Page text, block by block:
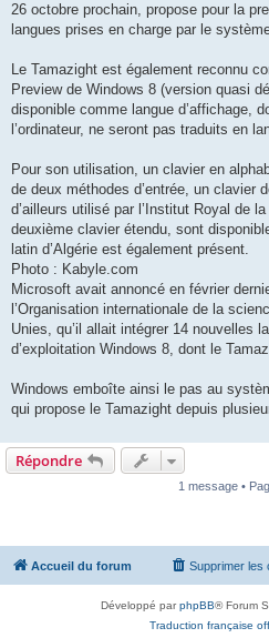
a
g
26 octobre prochain, propose pour la
langues prises en charge par le
Le Tamazight est également reconnu
Preview de Windows 8 (version quasi
disponible comme langue d’affichage,
l’ordinateur, ne seront pas traduits en
Pour son utilisation, un clavier en
de deux méthodes d’entrée, un clavier
d’ailleurs utilisé par l’Institut Royal de
deuxième clavier étendu, sont
latin d’Algérie est également présent.
Photo : Kabyle.com
Microsoft avait annoncé en février
l’Organisation internationale de la
Unies, qu’il allait intégrer 14 nouvelles
d’exploitation Windows 8, dont le
Windows emboîte ainsi le pas au
qui propose le Tamazight depuis
Répondre
1 message •
Accueil du forum Supprimer les
Développé parphpBB® Forum
Traduction française